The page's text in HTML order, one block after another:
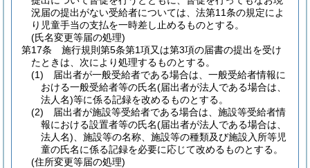
況届の提出がない受給者については、法第11条の規定によ
り児童手当の支払を一時差し止めるものとする。
(氏名変更等届の処理)
第17条
施行規則第5条第1項又は第3項の届書の提出を受け
たときは、次により処理するものとする。
(1)
届出者が一般受給者である場合は、一般受給者情報に
おける一般受給者等の氏名(届出者が法人である場合は、
法人名)等に係る記録を改めるものとする。
(2)
届出者が施設等受給者である場合は、施設等受給者情
報における設置者等の氏名(届出者が法人である場合は、
法人名) 、施設等の名称、施設等の種類及び施設入所等児
童の氏名に係る記録を必要に応じて改めるものとする。
(住所変更等届の処理)